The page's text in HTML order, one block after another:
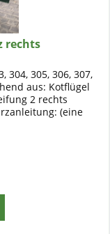
rechts
304, 305, 306, 307,
aus: Kotflügel
2 rechts
(eine